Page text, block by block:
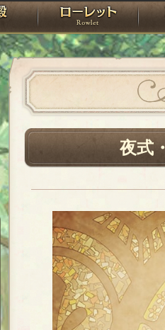
PandoraPartyProject
神殿 ロー
夜式